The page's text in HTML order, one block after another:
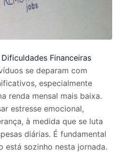
Financeiras
se deparam com
especialmente
renda mensal mais baixa.
estresse emocional,
à medida que se luta
diárias. É fundamental
está sozinho nesta jornada.